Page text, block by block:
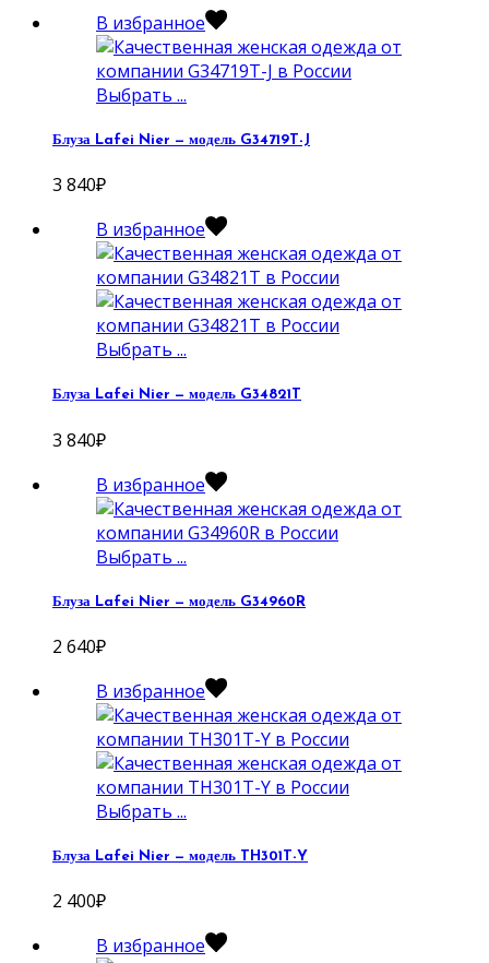
В избранное
Выбрать ...
Блуза Lafei Nier — модель G34719T-J
3 840₽
В избранное
Выбрать ...
Блуза Lafei Nier — модель G34821T
3 840₽
В избранное
Выбрать ...
Блуза Lafei Nier — модель G34960R
2 640₽
В избранное
Выбрать ...
Блуза Lafei Nier — модель TH301T-Y
2 400₽
В избранное